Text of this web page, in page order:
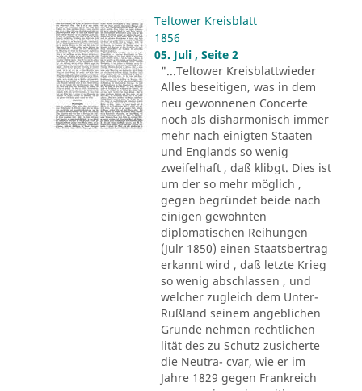
Teltower Kreisblatt
1856
05. Juli , Seite 2
"...Teltower Kreisblattwieder
Alles beseitigen, was in dem
neu gewonnenen Concerte
noch als disharmonisch immer
mehr nach einigten Staaten
und Englands so wenig
zweifelhaft , daß klibgt. Dies ist
um der so mehr möglich ,
gegen begründet beide nach
einigen gewohnten
diplomatischen Reihungen
(Julr 1850) einen Staatsbertrag
erkannt wird , daß letzte Krieg
so wenig abschlassen , und
welcher zugleich dem Unter-
Rußland seinem angeblichen
Grunde nehmen rechtlichen
lität des zu Schutz zusicherte
die Neutra- cvar, wie er im
Jahre 1829 gegen Frankreich